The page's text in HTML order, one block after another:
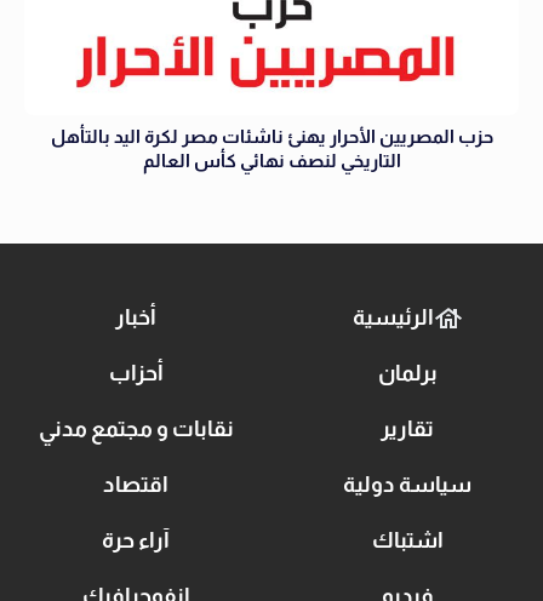
حزب المصريين الأحرار يهنئ ناشئات مصر لكرة اليد بالتأهل
التاريخي لنصف نهائي كأس العالم
الرئيسية أخبار
برلمان أحزاب
تقارير نقابات و مجتمع مدني
سياسة دولية اقتصاد
اشتباك آراء حرة
فيديو انفوجرافيك